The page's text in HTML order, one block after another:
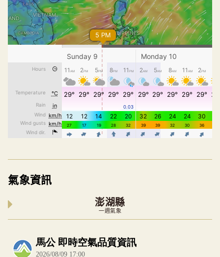
氣象資訊
澎湖縣
一週氣象
內嵌空氣品質小工具為視覺預覽，完整即時空